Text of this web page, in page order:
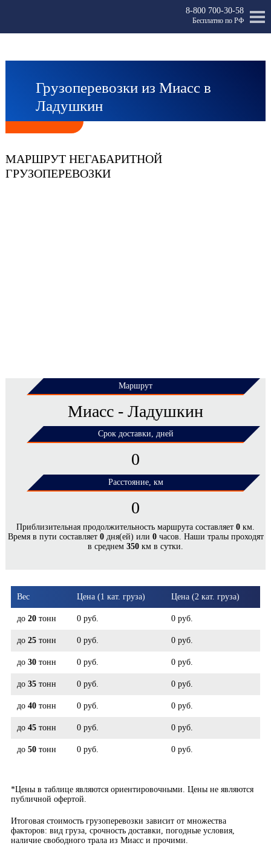
8-800 700-30-58
Бесплатно по РФ
Грузоперевозки из Миасс в
Ладушкин
МАРШРУТ НЕГАБАРИТНОЙ
ГРУЗОПЕРЕВОЗКИ
Маршрут
Миасс - Ладушкин
Срок доставки, дней
0
Расстояние, км
0
Приблизительная продолжительность маршрута составляет 0 км.
Время в пути составляет 0дня(ей) или 0часов. Наши тралы проходят
в среднем 350 км в сутки.
ЦЕНЫ НА ПЕРЕВОЗКУ НЕГАБАРИТНЫХ
ГРУЗОВ ПО МАРШРУТУ МИАСС -
Вес Цена (1 кат. груза) Цена (2 кат. груза)
до 20тонн 0 руб. 0 руб.
до 25тонн 0 руб. 0 руб.
до 30тонн 0 руб. 0 руб.
до 35тонн 0 руб. 0 руб.
до 40тонн 0 руб. 0 руб.
до 45тонн 0 руб. 0 руб.
до 50тонн 0 руб. 0 руб.
*Цены в таблице являются ориентировочными. Цены не являются
публичной офертой.
Итоговая стоимость грузоперевозки зависит от множества
факторов: вид груза, срочность доставки, погодные условия,
наличие свободного трала из Миасс и прочими.